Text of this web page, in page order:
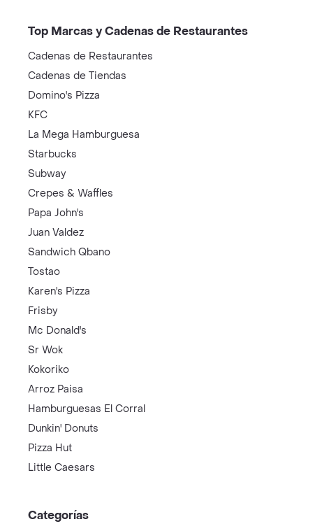
Top Marcas y Cadenas de Restaurantes
Cadenas de Restaurantes
Cadenas de Tiendas
Domino's Pizza
KFC
La Mega Hamburguesa
Starbucks
Subway
Crepes & Waffles
Papa John's
Juan Valdez
Sandwich Qbano
Tostao
Karen's Pizza
Frisby
Mc Donald's
Sr Wok
Kokoriko
Arroz Paisa
Hamburguesas El Corral
Dunkin' Donuts
Pizza Hut
Little Caesars
Categorías